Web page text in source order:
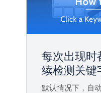
每次出现时
续检测关键
默认情况下，自